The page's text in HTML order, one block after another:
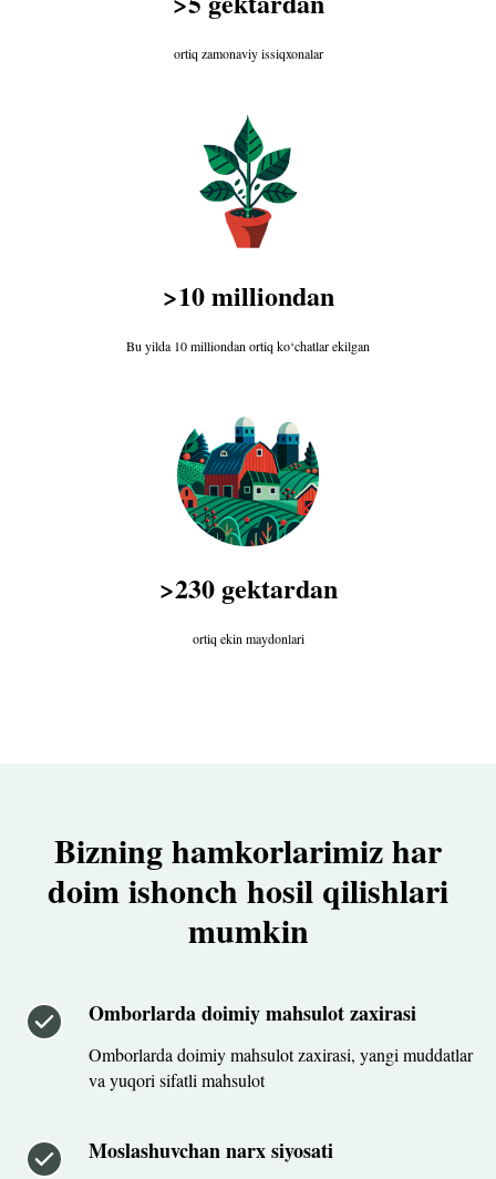
ortiq zamonaviy issiqxonalar
>10 milliondan
Bu yilda 10 milliondan ortiq ko‘chatlar ekilgan
>230 gektardan
ortiq ekin maydonlari
Bizning hamkorlarimiz har
doim ishonch hosil qilishlari
mumkin
Omborlarda doimiy mahsulot zaxirasi
Omborlarda doimiy mahsulot zaxirasi, yangi muddatlar
va yuqori sifatli mahsulot
Moslashuvchan narx siyosati